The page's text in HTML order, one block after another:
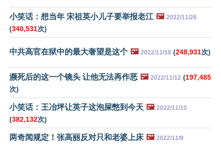
小笑话：想当年 宋祖英小儿子要举报老江 🖼️ 2022/11/26
(340,531次)
中共高官在狱中的最大奢望是这个 🖼️ 2022/11/18 (248,931次)
濒死后的这一个镜头 让他无法再作恶 🖼️ 2022/11/12 (197,485
次)
小笑话：王冶坪让英子这泡屎憋到今天 🖼️ 2022/11/10
(382,132次)
两奇闻规定！张高丽反对只和老婆上床 🖼️ 2022/11/9